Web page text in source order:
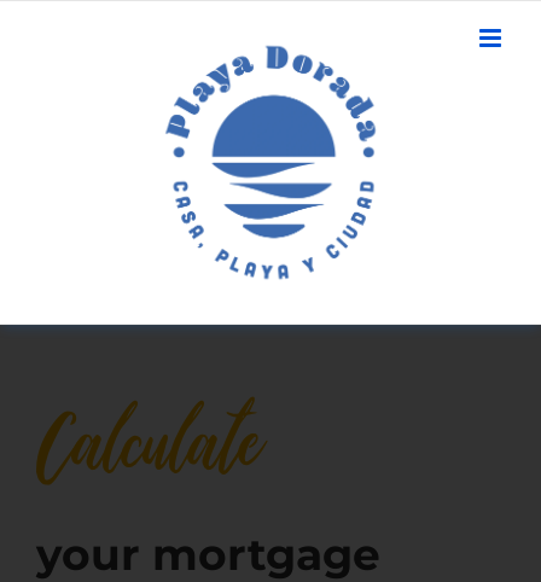
Calculate
your mortgage